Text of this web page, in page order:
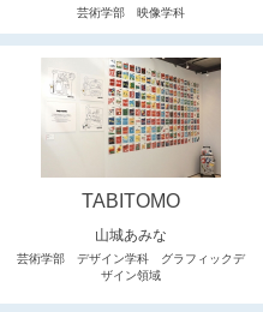
芸術学部 映像学科
TABITOMO
山城あみな
芸術学部 デザイン学科 グラフィックデ
ザイン領域